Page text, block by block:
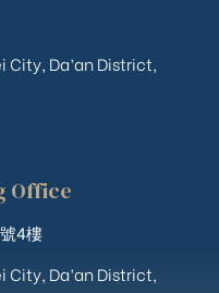
City, Da’an District,
Office
4樓
City, Da’an District,